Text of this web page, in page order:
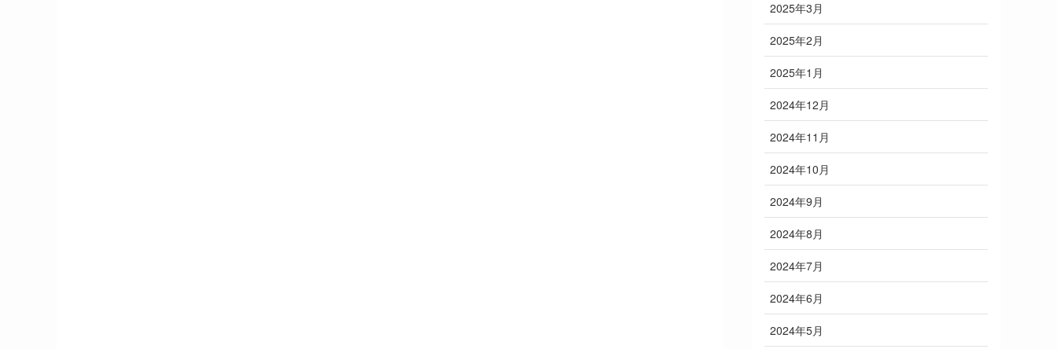
2025年3月
2025年2月
2025年1月
2024年12月
2024年11月
2024年10月
2024年9月
2024年8月
2024年7月
2024年6月
2024年5月